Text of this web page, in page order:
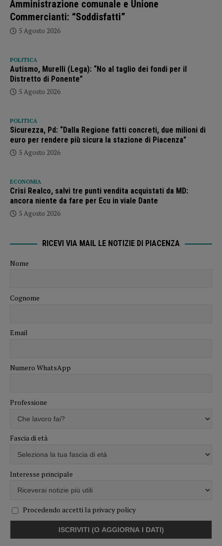
Amministrazione comunale e Unione
Commercianti: “Soddisfatti”
5 Agosto 2026
POLITICA
Autismo, Murelli (Lega): “No al taglio dei fondi per il
Distretto di Ponente”
5 Agosto 2026
POLITICA
Sicurezza, Pd: “Dalla Regione fatti concreti, due milioni di
euro per rendere più sicura la stazione di Piacenza”
5 Agosto 2026
ECONOMIA
Crisi Realco, salvi tre punti vendita acquistati da MD:
ancora niente da fare per Ecu in viale Dante
5 Agosto 2026
RICEVI VIA MAIL LE NOTIZIE DI PIACENZA
Nome
Cognome
Email
Numero WhatsApp
Professione
Fascia di età
Interesse principale
Procedendo accetti la privacy policy